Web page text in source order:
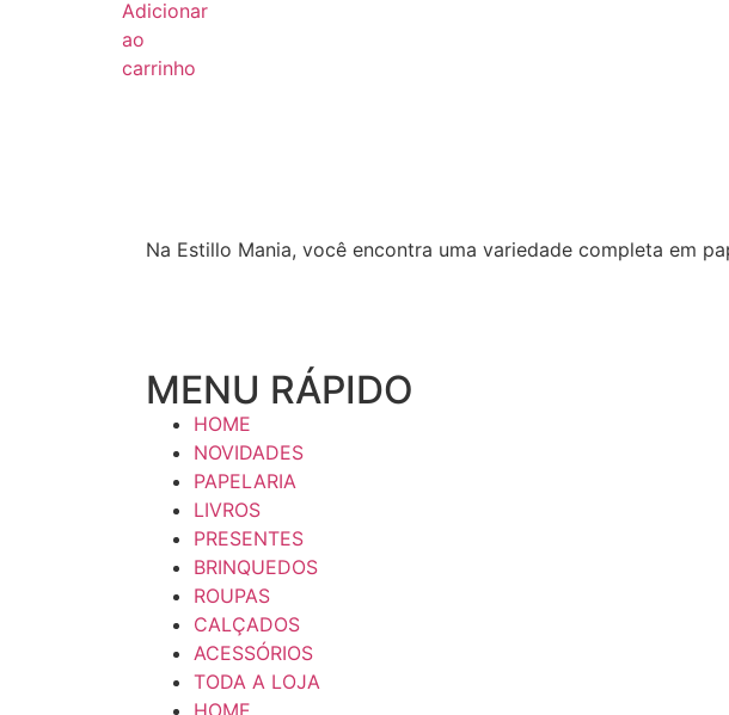
Adicionar
ao
carrinho
Na Estillo Mania, você encontra uma variedade completa em
MENU RÁPIDO
HOME
NOVIDADES
PAPELARIA
LIVROS
PRESENTES
BRINQUEDOS
ROUPAS
CALÇADOS
ACESSÓRIOS
TODA A LOJA